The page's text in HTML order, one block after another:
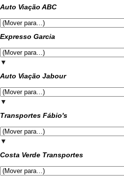
Auto Viação ABC
Expresso Garcia
▼
Auto Viação Jabour
▼
Transportes Fábio's
▼
Costa Verde Transportes